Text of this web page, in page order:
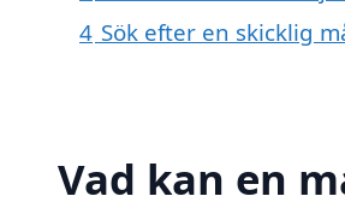
4 Sök efter en skicklig
Vad kan en